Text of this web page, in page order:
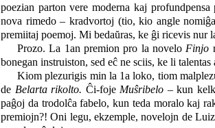
poezian parton vere moderna kaj profundpensa
nova rimedo – kradvortoj (tio, kio angle
premiitaj poemoj. Mi bedaŭras, ke ĝi ricevis nur
Prozo. La 1an premion pro la novelo Finjo
bonegan instruiston, sed eĉ ne sciis, ke li
Kiom plezurigis min la 1a loko, tiom
de Belarta rikolto. Ĉi-foje Muŝribelo – kun
paĝoj da trodolĉa fabelo, kun teda moralo kaj
premiojn?! Oni legu, ekzemple, novelojn de